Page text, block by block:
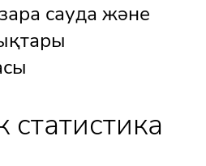
сауда және
статистика